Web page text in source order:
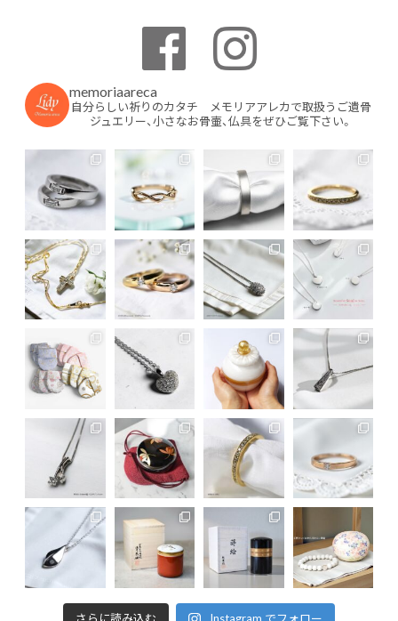
memoriaareca
自分らしい祈りのカタチ メモリアアレカで取扱うご遺骨
ジュエリー、小さなお骨壷、仏具をぜひご覧下さい。
さらに読み込む Instagram でフォロー